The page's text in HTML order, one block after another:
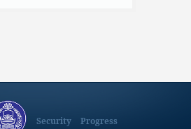
Security Progress